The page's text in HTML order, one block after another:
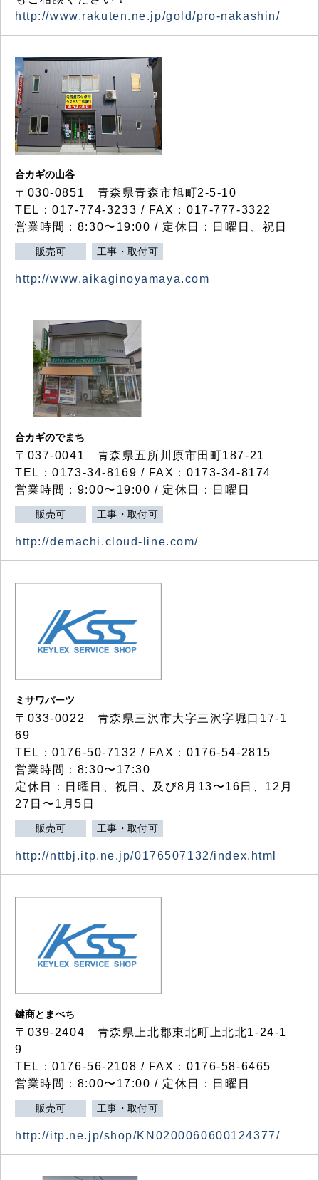
http://www.rakuten.ne.jp/gold/pro-nakashin/
合カギの山谷
〒030-0851 青森県青森市旭町2-5-10
TEL：017-774-3233 / FAX：017-777-3322
営業時間：8:30〜19:00 / 定休日：日曜日、祝日
販売可 工事・取付可
http://www.aikaginoyamaya.com
合カギのでまち
〒037-0041 青森県五所川原市田町187-21
TEL：0173-34-8169 / FAX：0173-34-8174
営業時間：9:00〜19:00 / 定休日：日曜日
販売可 工事・取付可
http://demachi.cloud-line.com/
ミサワパーツ
〒033-0022 青森県三沢市大字三沢字堀口17-1
69
TEL：0176-50-7132 / FAX：0176-54-2815
営業時間：8:30〜17:30
定休日：日曜日、祝日、及び8月13〜16日、12月
27日〜1月5日
販売可 工事・取付可
http://nttbj.itp.ne.jp/0176507132/index.html
鍵商とまべち
〒039-2404 青森県上北郡東北町上北北1-24-1
9
TEL：0176-56-2108 / FAX：0176-58-6465
営業時間：8:00〜17:00 / 定休日：日曜日
販売可 工事・取付可
http://itp.ne.jp/shop/KN0200060600124377/